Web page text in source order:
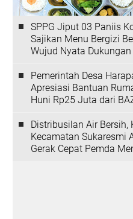
SPPG Jiput 03 Paniis
Sajikan Menu Bergizi
Wujud Nyata
Pemerintah Desa
Apresiasi Bantuan
Huni Rp25 Juta dari
Distribusilan Air Bersih,
Kecamatan Sukaresmi
Gerak Cepat Pemda